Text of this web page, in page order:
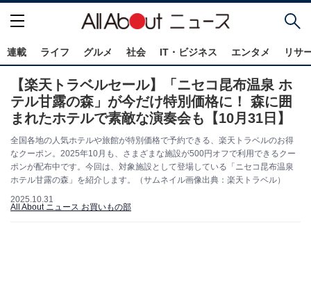
連載 ライフ グルメ 社会 IT・ビジネス エンタメ リサ
【楽天トラベルセール】「ニセコ昆布温泉 ホ
テル甘露の森」が今だけ特別価格に！ 森に囲
まれたホテルで素敵な演奏会も【10月31日】
全国各地の人気ホテルや旅館が特別価格で予約できる、楽天トラベルのお得
なクーポン。2025年10月も、さまざまな施設が500円オフで利用できるクー
ポンが配布中です。今回は、対象施設として登場している「ニセコ昆布温泉
ホテル甘露の森」を紹介します。（サムネイル画像出典：楽天トラベル）
2025.10.31
All About ニュース お買いもの部